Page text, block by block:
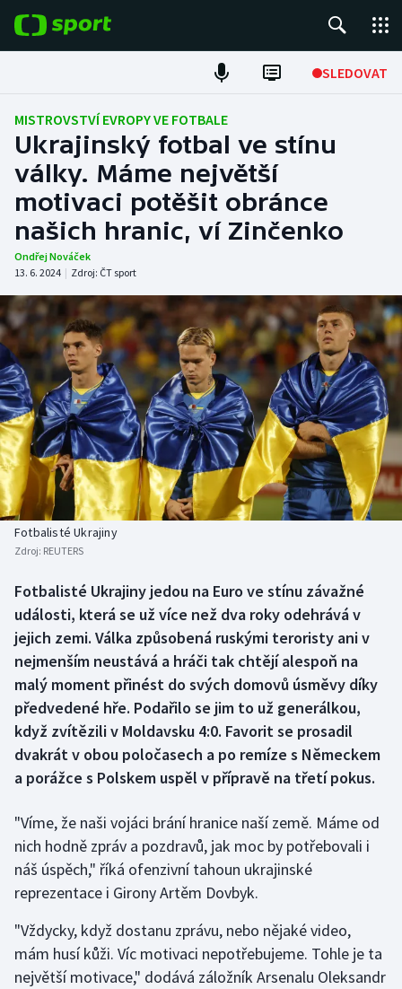
SLEDOVAT
Fotbal
Hokej
Tenis
Atletika
DALŠÍ SPORTY
Americký fotbal
Baseball a softbal
Basketbal
Biatlon
Boby a skeleton
Box
Curling
Dostihy
Florbal
Futsal
Gymnastika
Házená
Jezdectví
Judo
NEPŘEHLÉDNĚTE
Soutěže
Historické návraty
Aplikace ČT sport
AZ kvíz
MISTROVSTVÍ EVROPY VE FOTBALE
Ukrajinský fotbal ve stínu
války. Máme největší
motivaci potěšit obránce
našich hranic, ví Zinčenko
Ondřej Nováček
13. 6. 2024 | Zdroj: ČT sport
Fotbalisté Ukrajiny
Zdroj: REUTERS
Fotbalisté Ukrajiny jedou na Euro ve stínu závažné
události, která se už více než dva roky odehrává v
jejich zemi. Válka způsobená ruskými teroristy ani v
nejmenším neustává a hráči tak chtějí alespoň na
malý moment přinést do svých domovů úsměvy díky
předvedené hře. Podařilo se jim to už generálkou,
když zvítězili v Moldavsku 4:0. Favorit se prosadil
dvakrát v obou poločasech a po remíze s Německem
a porážce s Polskem uspěl v přípravě na třetí pokus.
"Víme, že naši vojáci brání hranice naší země. Máme od
nich hodně zpráv a pozdravů, jak moc by potřebovali i
náš úspěch," říká ofenzivní tahoun ukrajinské
reprezentace i Girony Artěm Dovbyk.
"Vždycky, když dostanu zprávu, nebo nějaké video,
mám husí kůži. Víc motivaci nepotřebujeme. Tohle je ta
největší motivace," dodává záložník Arsenalu Oleksandr